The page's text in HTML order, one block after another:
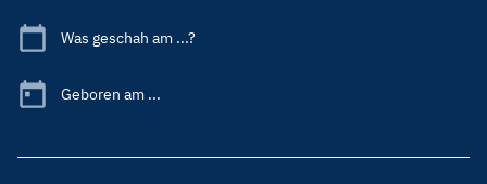
Was geschah am ...?
Geboren am ...